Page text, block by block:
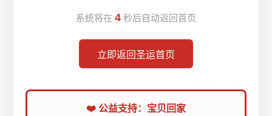
系统将在 4 秒后自动返回首页
立即返回圣运首页
❤️ 公益支持：宝贝回家